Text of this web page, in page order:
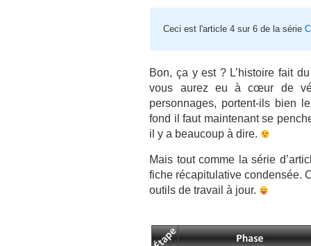
Ceci est l'article 4 sur 6 de la série
Bon, ça y est ? L’histoire fait
vous aurez eu à cœur de
personnages, portent-ils bien
fond il faut maintenant se
il y a beaucoup à dire.
Mais tout comme la série
fiche récapitulative condensée.
outils de travail à jour.